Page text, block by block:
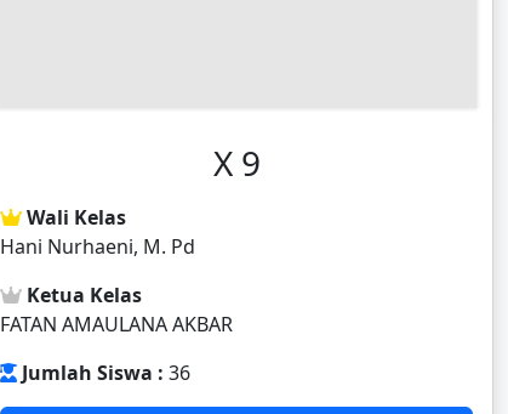
X 9
Wali Kelas
Hani Nurhaeni, M. Pd
Ketua Kelas
FATAN AMAULANA AKBAR
Jumlah Siswa : 36